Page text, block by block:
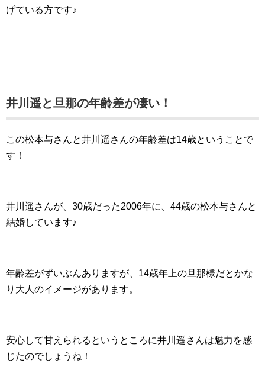
げている方です♪
井川遥と旦那の年齢差が凄い！
この松本与さんと井川遥さんの年齢差は14歳ということで
す！
井川遥さんが、30歳だった2006年に、44歳の松本与さんと
結婚しています♪
年齢差がずいぶんありますが、14歳年上の旦那様だとかな
り大人のイメージがあります。
安心して甘えられるというところに井川遥さんは魅力を感
じたのでしょうね！